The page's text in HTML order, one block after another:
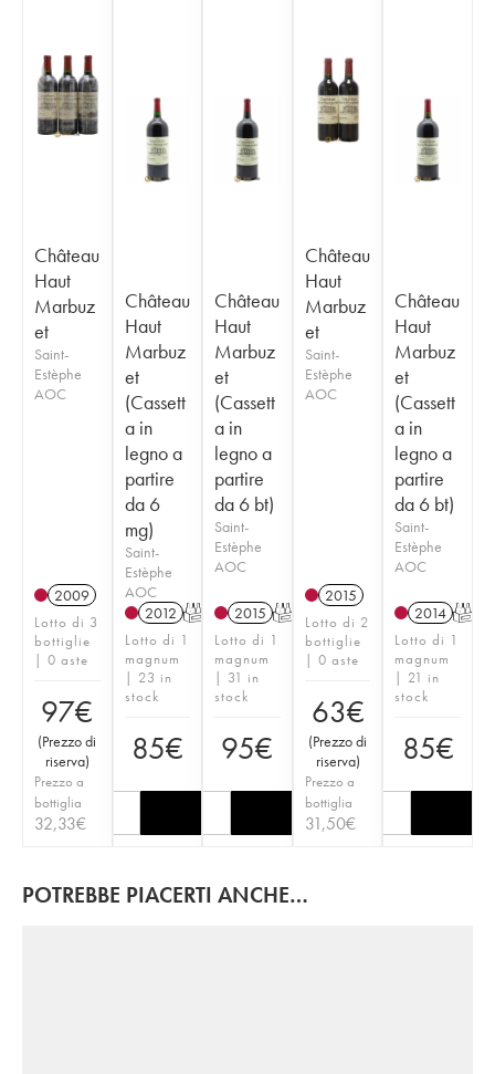
Château
Haut
Marbuz
et
Saint-
Estèphe
AOC
2009
Lotto di 3
bottiglie
| 0 aste
97€
(Prezzo di
riserva)
Prezzo a
bottiglia
32,33€
Château
Haut
Marbuz
et
(Cassett
a in
legno a
partire
da 6
mg)
Saint-
Estèphe
AOC
2012 T
Lotto di 1
magnum
| 23 in
stock
85€
Château
Haut
Marbuz
et
(Cassett
a in
legno a
partire
da 6 bt)
Saint-
Estèphe
AOC
2015 T
Lotto di 1
magnum
| 31 in
stock
95€
Château
Haut
Marbuz
et
Saint-
Estèphe
AOC
2015
Lotto di 2
bottiglie
| 0 aste
63€
(Prezzo di
riserva)
Prezzo a
bottiglia
31,50€
Château
Haut
Marbuz
et
(Cassett
a in
legno a
partire
da 6 bt)
Saint-
Estèphe
AOC
2014 T
Lotto di 1
magnum
| 21 in
stock
85€
POTREBBE PIACERTI ANCHE…